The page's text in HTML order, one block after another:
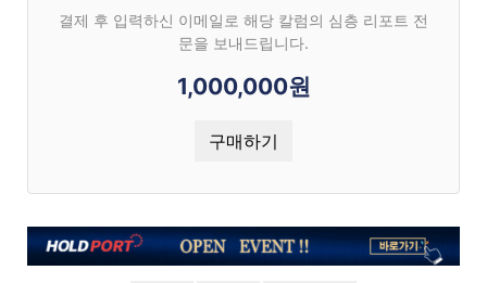
결제 후 입력하신 이메일로 해당 칼럼의 심층 리포트 전
문을 보내드립니다.
1,000,000원
구매하기